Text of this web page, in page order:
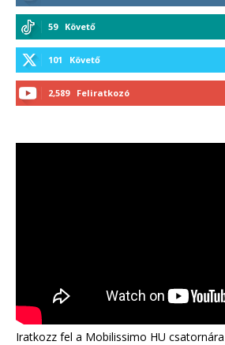
59 Követő
101 Követő
2,589 Feliratkozó
Iratkozz fel a Mobilissimo HU csatornára